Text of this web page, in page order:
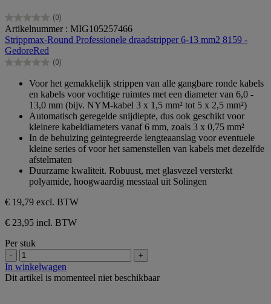
(0)
0.0
van
de
5
sterren.
Artikelnummer : MIG105257466
Strippmax-Round Professionele draadstripper 6-13 mm2 8159 -
GedoreRed
(0)
0.0
sterren.
Voor het gemakkelijk strippen van alle gangbare ronde kabels
en kabels voor vochtige ruimtes met een diameter van 6,0 -
13,0 mm (bijv. NYM-kabel 3 x 1,5 mm² tot 5 x 2,5 mm²)
Automatisch geregelde snijdiepte, dus ook geschikt voor
kleinere kabeldiameters vanaf 6 mm, zoals 3 x 0,75 mm²
In de behuizing geïntegreerde lengteaanslag voor eventuele
kleine series of voor het samenstellen van kabels met dezelfde
afstelmaten
Duurzame kwaliteit. Robuust, met glasvezel versterkt
polyamide, hoogwaardig messtaal uit Solingen
€ 19,79 excl. BTW
€ 23,95 incl. BTW
Per stuk
- +
In winkelwagen
Dit artikel is momenteel niet beschikbaar